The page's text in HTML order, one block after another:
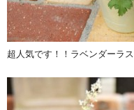
超人気です！！ラベンダーラス